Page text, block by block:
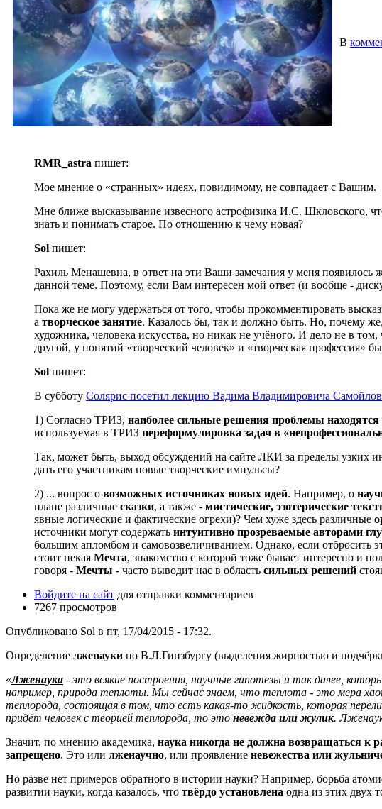
В
RMR_astra пишет:
Мое мнение о «странных» идеях, повидимому, не совпадает с Вашим.
Мне ближе высказывание извесного астрофизика И.С. Шкловского,
знать и понимать старое. По отношению к чему новая?
Sol пишет:
Рахиль Менашевна, в ответ на эти Ваши замечания у меня появилось
данной теме. Поэтому, если Вам интересен мой ответ (и вообще -
Пока же не могу удержаться от того, чтобы прокомментировать
а творческое занятие. Казалось бы, так и должно быть. Но, почему же,
художника, человека искусства, но никак не учёного. И дело не в
другой, у понятий «творческий человек» и «творческая профессия»
Sol пишет:
В субботу Солярис посетил лекцию Вадима Владимировича
1) Согласно ТРИЗ, наиболее сильные решения проблемы
используемая в ТРИЗ переформулировка задач в
Так, может быть, выход обсуждений на сайте ЛКИ за пределы узких
дать его участникам новые творческие импульсы?
2) ... вопрос о возможных источниках новых идей. Например, о
плане различные сказки, а также - мистические, эзотерические
явные логические и фактические огрехи)? Чем хуже здесь различные
источники могут содержать интуитивно прозреваемые авторами
большим апломбом и самовозвеличиванием. Однако, если отбросить
стоит некая Мечта, знакомство с которой тоже бывает интересно и
говоря - Мечты - часто выводит нас в область сильных решений
Войдите на сайт для отправки комментариев
7267 просмотров
Опубликовано Sol в пт, 17/04/2015 - 17:32.
Определение лженауки по В.Л.Гинзбургу (выделения жирностью и
«Лженаука - это всякие построения, научные гипотезы и так далее,
например, природа теплоты. Мы сейчас знаем, что теплота - это мера
теплорода, состоящая в том, что есть какая-то жидкость, которая
придёт человек с теорией теплорода, то это невежда или жулик.
Значит, по мнению академика, наука никогда не должна возвращаться к
запрещено. Это или лженаучно, или проявление невежества или
Но разве нет примеров обратного в истории науки? Например, борьба
развитии науки, когда казалось, что твёрдо установлена одна из этих двух